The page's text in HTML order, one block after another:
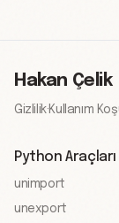
Hakan Çelik
Gizlilik·Kullanım
Python Araçları
unimport
unexport